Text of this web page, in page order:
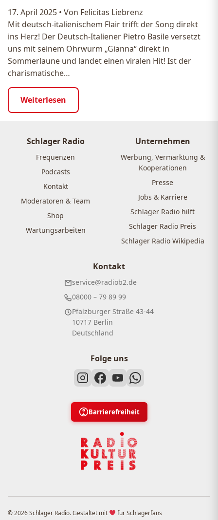
17. April 2025 • Von Felicitas Liebrenz
Mit deutsch-italienischem Flair trifft der Song direkt
ins Herz! Der Deutsch-Italiener Pietro Basile versetzt
uns mit seinem Ohrwurm „Gianna“ direkt in
Sommerlaune und landet einen viralen Hit! Ist der
charismatische…
Weiterlesen
Schlager Radio
Frequenzen
Podcasts
Kontakt
Moderatoren & Team
Shop
Wartungsarbeiten
Unternehmen
Werbung, Vermarktung &
Kooperationen
Presse
Jobs & Karriere
Schlager Radio hilft
Schlager Radio Preis
Schlager Radio Wikipedia
Kontakt
service@radiob2.de
08000 – 79 89 99
Pfalzburger Straße 43-44
10717 Berlin
Deutschland
Folge uns
Barrierefreiheit
© 2026 Schlager Radio. Gestaltet mit für Schlagerfans